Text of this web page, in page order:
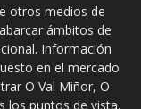
otros medios de
ámbitos de
Información
en el mercado
O Val Miñor, O
los puntos de vista.